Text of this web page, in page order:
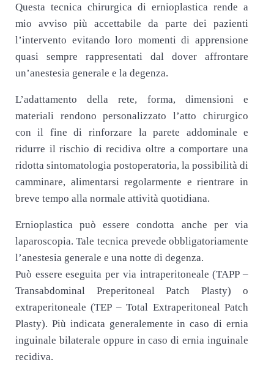
Questa tecnica chirurgica di ernioplastica rende a
mio avviso più accettabile da parte dei pazienti
l’intervento evitando loro momenti di apprensione
quasi sempre rappresentati dal dover affrontare
un’anestesia generale e la degenza.
L’adattamento della rete, forma, dimensioni e
materiali rendono personalizzato l’atto chirurgico
con il fine di rinforzare la parete addominale e
ridurre il rischio di recidiva oltre a comportare una
ridotta sintomatologia postoperatoria, la possibilità di
camminare, alimentarsi regolarmente e rientrare in
breve tempo alla normale attività quotidiana.
Ernioplastica può essere condotta anche per via
laparoscopia. Tale tecnica prevede obbligatoriamente
l’anestesia generale e una notte di degenza.
Può essere eseguita per via intraperitoneale (TAPP –
Transabdominal Preperitoneal Patch Plasty) o
extraperitoneale (TEP – Total Extraperitoneal Patch
Plasty). Più indicata generalemente in caso di ernia
inguinale bilaterale oppure in caso di ernia inguinale
recidiva.